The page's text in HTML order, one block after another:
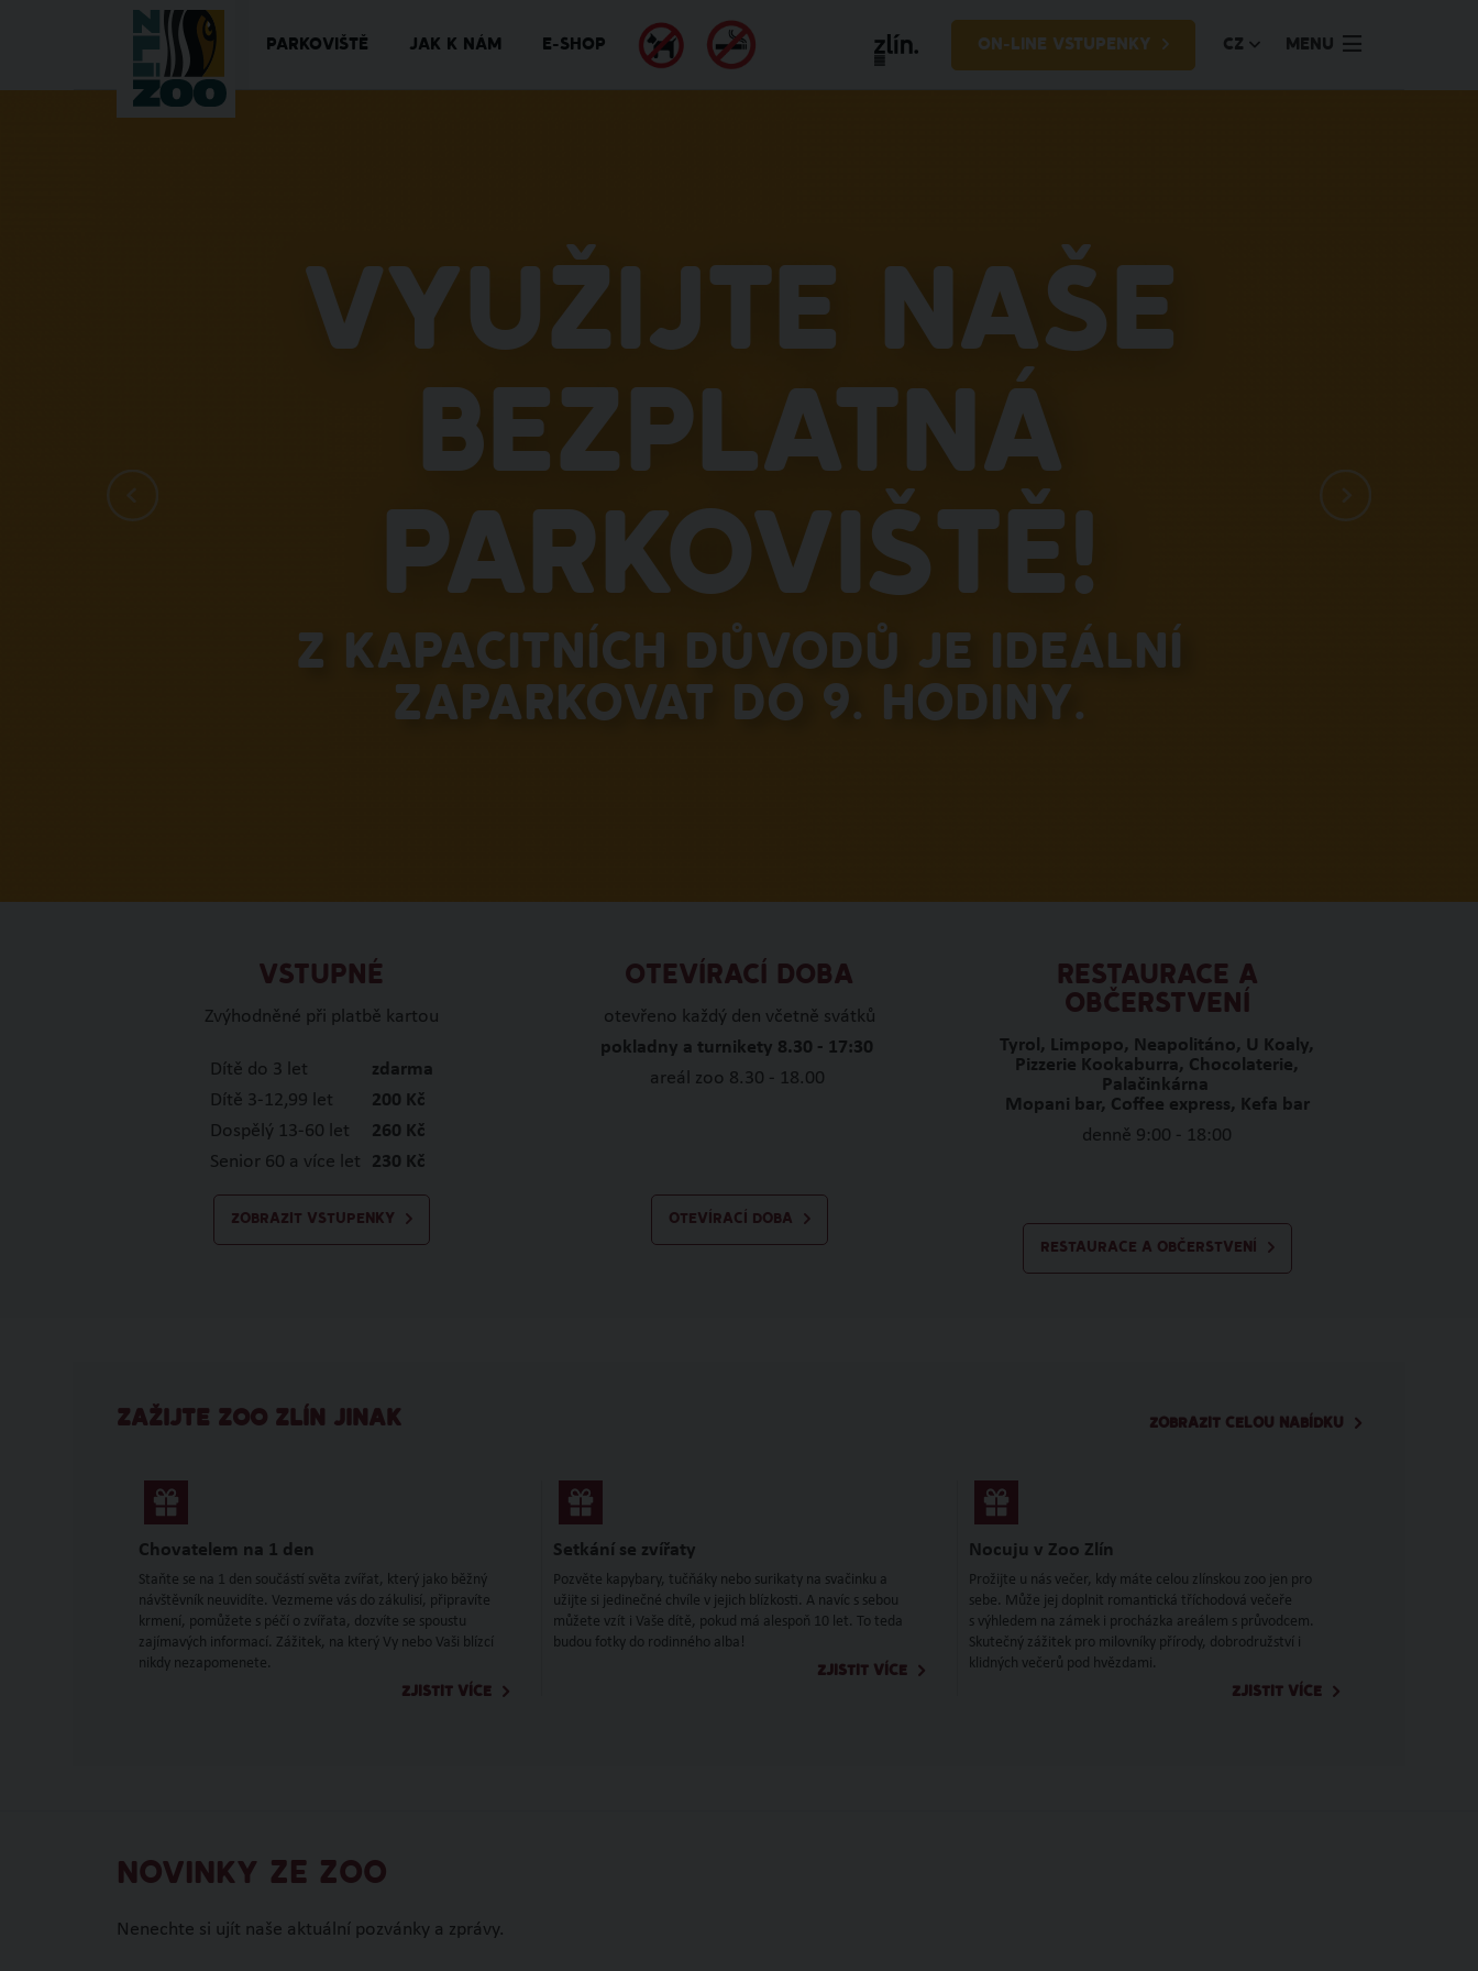
PARKOVIŠTĚ JAK K NÁM E-SHOP ON-LINE VSTUPENKY CZ MENU
Využijte naše
bezplatná
parkoviště!
Z kapacitních důvodů je ideální
zaparkovat do 9. hodiny.
VSTUPNÉ
Zvýhodněné při platbě kartou
Dítě do 3 let
zdarma
Dítě 3-12,99 let
200 Kč
Dospělý 13-60 let
260 Kč
Senior 60 a více let
230 Kč
ZOBRAZIT VSTUPENKY
OTEVÍRACÍ DOBA
otevřeno každý den včetně svátků
pokladny a turnikety 8.30 - 17:30
areál zoo 8.30 - 18.00
OTEVÍRACÍ DOBA
RESTAURACE A
OBČERSTVENÍ
Tyrol, Limpopo, Neapolitáno, U Koaly,
Pizzerie Kookaburra, Chocolaterie,
Palačinkárna
Mopani bar, Coffee express, Kefa bar
denně 9:00 - 18:00
RESTAURACE A OBČERSTVENÍ
ZAŽIJTE ZOO ZLÍN JINAK ZOBRAZIT CELOU NABÍDKU
Chovatelem na 1 den
Staňte se na 1 den součástí světa zvířat, který jako běžný
návštěvník neuvidíte. Vezmeme vás do zákulisí, připravíte
krmení, pomůžete s péčí o zvířata, dozvíte se spoustu
zajímavých informací. Zážitek, na který Vy nebo Vaši blízcí
nikdy nezapomenete.
ZJISTIT VÍCE
Setkání se zvířaty
Pozvěte kapybary, tučňáky nebo surikaty na svačinku a
užijte si jedinečné chvíle v jejich blízkosti. A navíc s sebou
můžete vzít i Vaše dítě, pokud má alespoň 10 let. To teda
budou fotky do rodinného alba!
ZJISTIT VÍCE
Nocuju v Zoo Zlín
Prožijte u nás večer, kdy máte celou zlínskou zoo jen pro
sebe. Může jej doplnit romantická tříchodová večeře
s výhledem na zámek i procházka areálem s průvodcem.
Skutečný zážitek pro milovníky přírody, dobrodružství i
klidných večerů pod hvězdami.
ZJISTIT VÍCE
NOVINKY ZE ZOO
Nenechte si ujít naše aktuální pozvánky a zprávy.